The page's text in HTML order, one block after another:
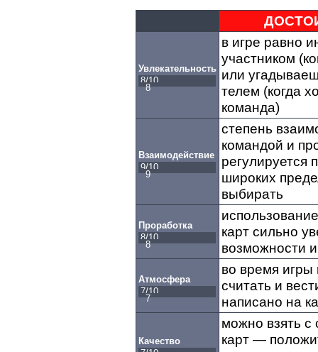
Увлекательность
8
в игре равно
участником
или
телем (когда
команда)
Взаимодействие
9
степень
командой и
регулируется
широких
выбирать
Проработка
8
карт сильно
возможности
Атмосфера
7
во время игры
считать и
написано на
Качество
можно взять с
карт —